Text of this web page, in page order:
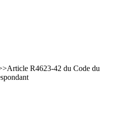
>Article R4623-42 du Code du